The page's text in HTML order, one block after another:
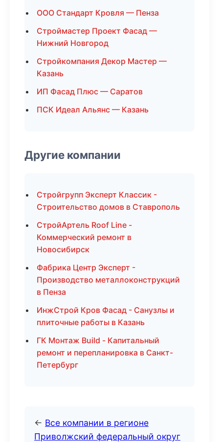
ООО Стандарт Кровля — Пенза
Строймастер Проект Фасад —
Нижний Новгород
Стройкомпания Декор Мастер —
Казань
ИП Фасад Плюс — Саратов
ПСК Идеал Альянс — Казань
Другие компании
Стройгрупп Эксперт Классик -
Строительство домов в Ставрополь
СтройАртель Roof Line -
Коммерческий ремонт в
Новосибирск
Фабрика Центр Эксперт -
Производство металлоконструкций
в Пенза
ИнжСтрой Кров Фасад - Санузлы и
плиточные работы в Казань
ГК Монтаж Build - Капитальный
ремонт и перепланировка в Санкт-
Петербург
← Все компании в регионе
Приволжский федеральный округ